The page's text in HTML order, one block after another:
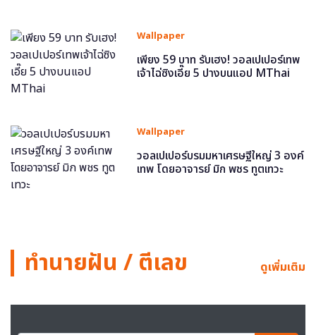
Wallpaper
เพียง 59 บาท รับเฮง! วอลเปเปอร์เทพ
เจ้าไฉ่ซิงเอี๊ย 5 ปางบนแอป MThai
Wallpaper
วอลเปเปอร์บรมมหาเศรษฐีใหญ่ 3 องค์
เทพ โดยอาจารย์ มิก พชร ทูตเทวะ
ทำนายฝัน / ตีเลข ดูเพิ่มเติม